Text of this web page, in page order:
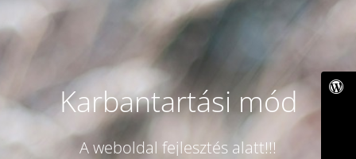
Karbantartási mód
A weboldal fejlesztés alatt!!!